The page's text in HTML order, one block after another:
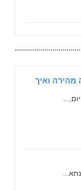
מהירה ואיך